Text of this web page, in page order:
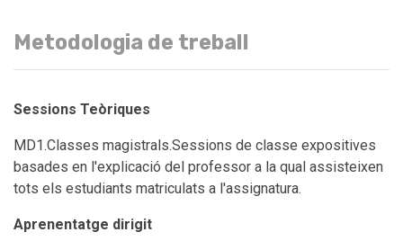
Metodologia de treball
Sessions Teòriques
MD1.Classes magistrals.Sessions de classe expositives
basades en l'explicació del professor a la qual assisteixen
tots els estudiants matriculats a l'assignatura.
Aprenentatge dirigit